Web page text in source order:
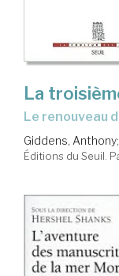
La
le renouveau
Giddens, Anthony;
Éditions du Seuil.